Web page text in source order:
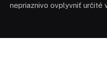
nepriaznivo ovplyvniť určité